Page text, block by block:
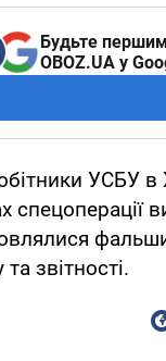
Будьте
OBOZ.UA у
УСБУ в
спецоперації
та звітності.